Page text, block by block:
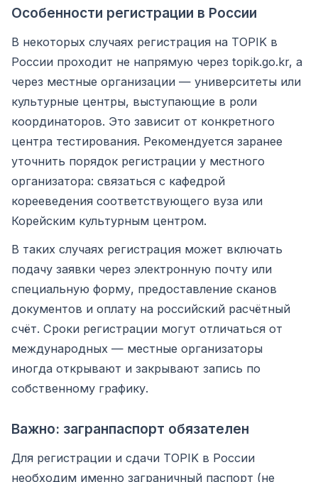
Особенности регистрации в России
В некоторых случаях регистрация на TOPIK в
России проходит не напрямую через topik.go.kr, а
через местные организации — университеты или
культурные центры, выступающие в роли
координаторов. Это зависит от конкретного
центра тестирования. Рекомендуется заранее
уточнить порядок регистрации у местного
организатора: связаться с кафедрой
корееведения соответствующего вуза или
Корейским культурным центром.
В таких случаях регистрация может включать
подачу заявки через электронную почту или
специальную форму, предоставление сканов
документов и оплату на российский расчётный
счёт. Сроки регистрации могут отличаться от
международных — местные организаторы
иногда открывают и закрывают запись по
собственному графику.
Важно: загранпаспорт обязателен
Для регистрации и сдачи TOPIK в России
необходим именно заграничный паспорт (не